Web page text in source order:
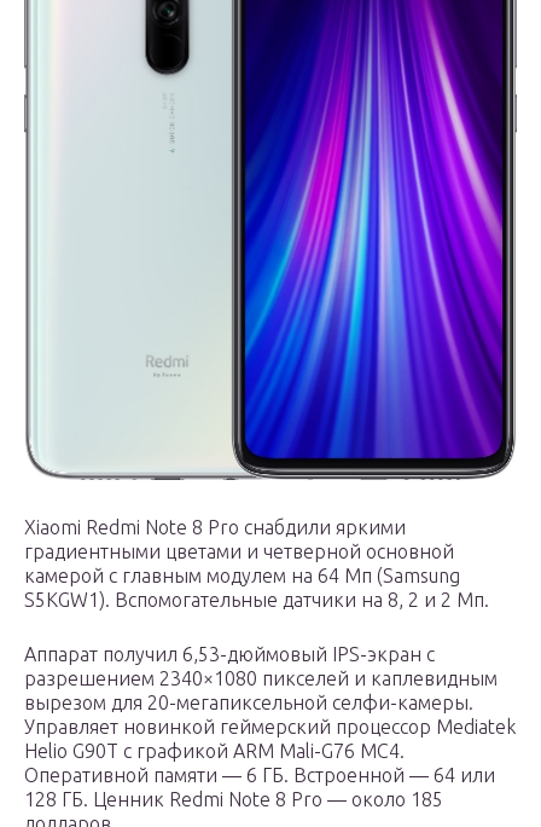
Xiaomi Redmi Note 8 Pro снабдили яркими
градиентными цветами и четверной основной
камерой с главным модулем на 64 Мп (Samsung
S5KGW1). Вспомогательные датчики на 8, 2 и 2 Мп.
Аппарат получил 6,53-дюймовый IPS-экран с
разрешением 2340×1080 пикселей и каплевидным
вырезом для 20-мегапиксельной селфи-камеры.
Управляет новинкой геймерский процессор Mediatek
Helio G90T с графикой ARM Mali-G76 MC4.
Оперативной памяти — 6 ГБ. Встроенной — 64 или
128 ГБ. Ценник Redmi Note 8 Pro — около 185